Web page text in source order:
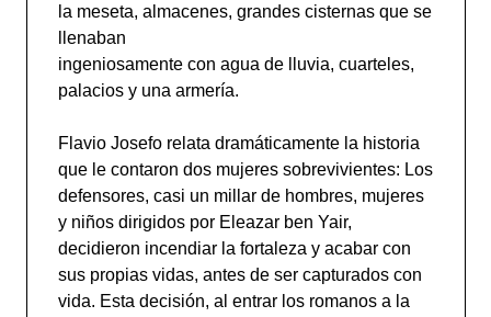
la meseta, almacenes, grandes cisternas que se
llenaban
ingeniosamente con agua de lluvia, cuarteles,
palacios y una armería.
Flavio Josefo relata dramáticamente la historia
que le contaron dos mujeres sobrevivientes: Los
defensores, casi un millar de hombres, mujeres
y niños dirigidos por Eleazar ben Yair,
decidieron incendiar la fortaleza y acabar con
sus propias vidas, antes de ser capturados con
vida. Esta decisión, al entrar los romanos a la